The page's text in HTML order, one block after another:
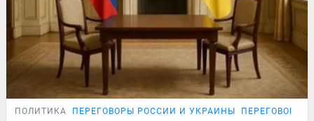
ПОЛИТИКА ПЕРЕГОВОРЫ РОССИИ И УКРАИНЫ ПЕРЕГОВОРЫ